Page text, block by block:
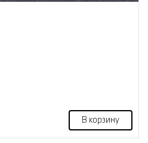
В корзину